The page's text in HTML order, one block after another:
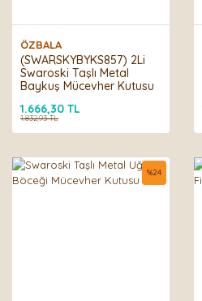
ÖZBALA
(SWARSKYBYKS857) 2Li
Swaroski Taşlı Metal
Baykuş Mücevher Kutusu
1.666,30 TL
1.832,93 TL
%24